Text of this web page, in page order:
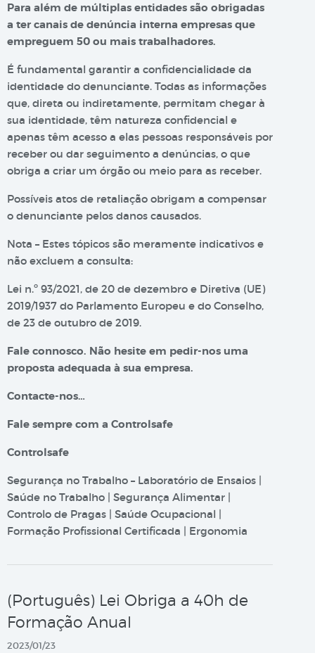
Para além de múltiplas entidades são obrigadas
a ter canais de denúncia interna empresas que
empreguem 50 ou mais trabalhadores.
É fundamental garantir a confidencialidade da
identidade do denunciante. Todas as informações
que, direta ou indiretamente, permitam chegar à
sua identidade, têm natureza confidencial e
apenas têm acesso a elas pessoas responsáveis por
receber ou dar seguimento a denúncias, o que
obriga a criar um órgão ou meio para as receber.
Possíveis atos de retaliação obrigam a compensar
o denunciante pelos danos causados.
Nota – Estes tópicos são meramente indicativos e
não excluem a consulta:
Lei n.º 93/2021, de 20 de dezembro e Diretiva (UE)
2019/1937 do Parlamento Europeu e do Conselho,
de 23 de outubro de 2019.
Fale connosco. Não hesite em pedir-nos uma
proposta adequada à sua empresa.
Contacte-nos…
Fale sempre com a Controlsafe
Controlsafe
Segurança no Trabalho – Laboratório de Ensaios |
Saúde no Trabalho | Segurança Alimentar |
Controlo de Pragas | Saúde Ocupacional |
Formação Profissional Certificada | Ergonomia
(Português) Lei Obriga a 40h de
Formação Anual
2023/01/23